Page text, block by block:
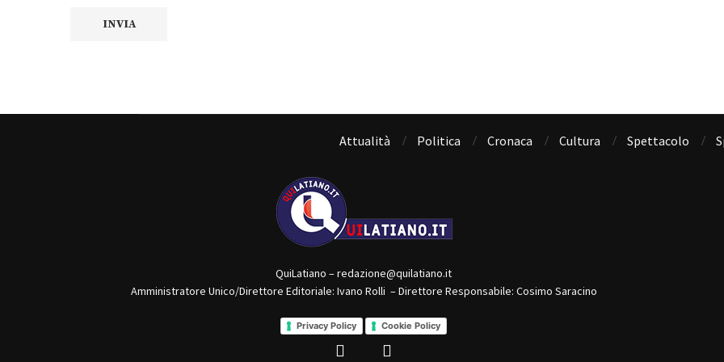
Attualità Politica Cronaca Cultura Spettacolo
QuiLatiano – redazione@quilatiano.it
Amministratore Unico/Direttore Editoriale: Ivano Rolli – Direttore Responsabile: Cosimo Saracino
Privacy Policy Cookie Policy